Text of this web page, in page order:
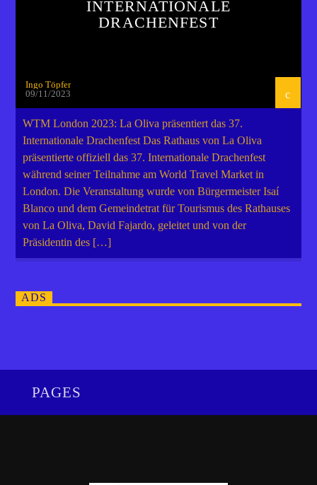
INTERNATIONALE
DRACHENFEST
Ingo Töpfer
09/11/2023
WTM London 2023: La Oliva präsentiert das 37.
Internationale Drachenfest Das Rathaus von La Oliva
präsentierte offiziell das 37. Internationale Drachenfest
während seiner Teilnahme am World Travel Market in
London. Die Veranstaltung wurde von Bürgermeister Isaí
Blanco und dem Gemeindetrat für Tourismus des Rathauses
von La Oliva, David Fajardo, geleitet und von der
Präsidentin des […]
ADS
PAGES